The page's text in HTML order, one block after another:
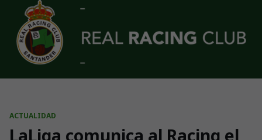
Skip to main content
ACTUALIDAD
LaLiga comunica al Racing el